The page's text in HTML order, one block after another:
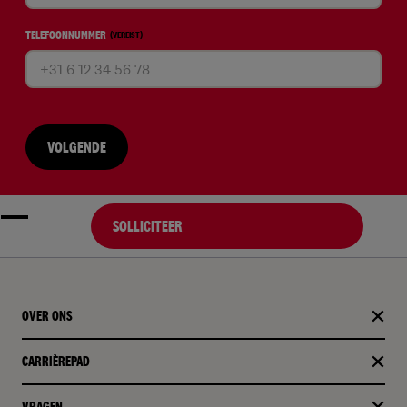
TELEFOONNUMMER (VEREIST)
VOLGENDE
SOLLICITEER
OVER ONS
CARRIÈREPAD